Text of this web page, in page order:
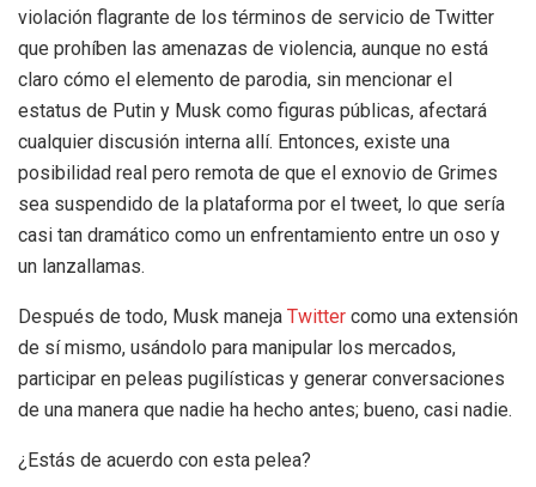
violación flagrante de los términos de servicio de Twitter
que prohíben las amenazas de violencia, aunque no está
claro cómo el elemento de parodia, sin mencionar el
estatus de Putin y Musk como figuras públicas, afectará
cualquier discusión interna allí. Entonces, existe una
posibilidad real pero remota de que el exnovio de Grimes
sea suspendido de la plataforma por el tweet, lo que sería
casi tan dramático como un enfrentamiento entre un oso y
un lanzallamas.
Después de todo, Musk maneja Twitter como una extensión
de sí mismo, usándolo para manipular los mercados,
participar en peleas pugilísticas y generar conversaciones
de una manera que nadie ha hecho antes; bueno, casi nadie.
¿Estás de acuerdo con esta pelea?